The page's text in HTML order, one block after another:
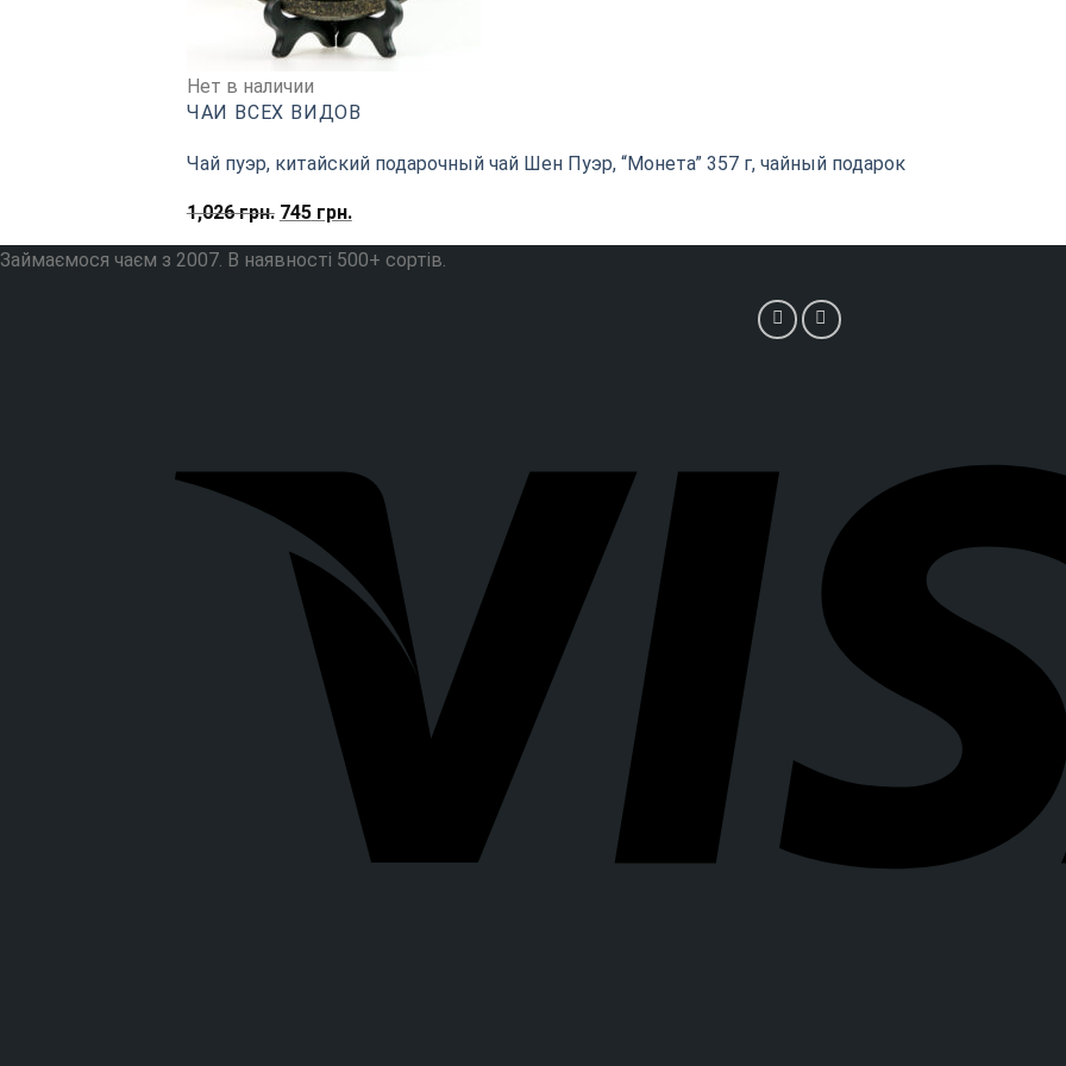
Нет в наличии
ЧАИ ВСЕХ ВИДОВ
Чай пуэр, китайский подарочный чай Шен Пуэр, “Монета” 357 г, чайный подарок
1,026грн. Первоначальная
составляла
1,026
745грн.Текущая
745
грн..
Займаємося чаєм з 2007. В наявності 500+ сортів.